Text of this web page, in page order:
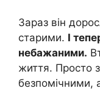
Зараз він
старими. І
небажаними.
життя. Просто
безпомічними,